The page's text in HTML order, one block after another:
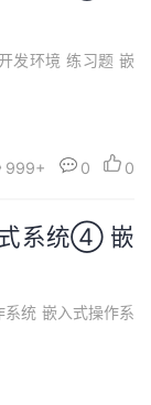
发环境 练习题 嵌
999+ 0 0
式系统④ 嵌
统 嵌入式操作系